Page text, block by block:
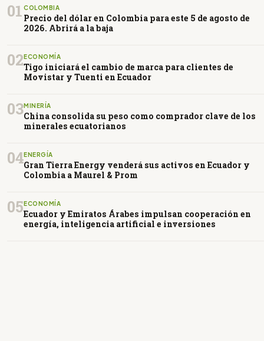
01 COLOMBIA
Precio del dólar en Colombia para este 5 de agosto de
2026. Abrirá a la baja
02 ECONOMÍA
Tigo iniciará el cambio de marca para clientes de
Movistar y Tuenti en Ecuador
03MINERÍA
China consolida su peso como comprador clave de los
minerales ecuatorianos
04ENERGÍA
Gran Tierra Energy venderá sus activos en Ecuador y
Colombia a Maurel & Prom
05 ECONOMÍA
Ecuador y Emiratos Árabes impulsan cooperación en
energía, inteligencia artificial e inversiones